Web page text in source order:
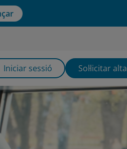
Iniciar sessió Sol·licitar alta